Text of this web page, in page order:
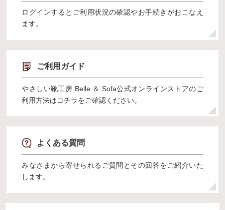
ログインするとご利用状況の確認やお手続きがおこなえ
ます。
ご利用ガイド
やさしい靴工房 Belle ＆ Sofa公式オンラインストアのご
利用方法はコチラをご確認ください。
よくある質問
みなさまから寄せられるご質問とその回答をご紹介いた
します。